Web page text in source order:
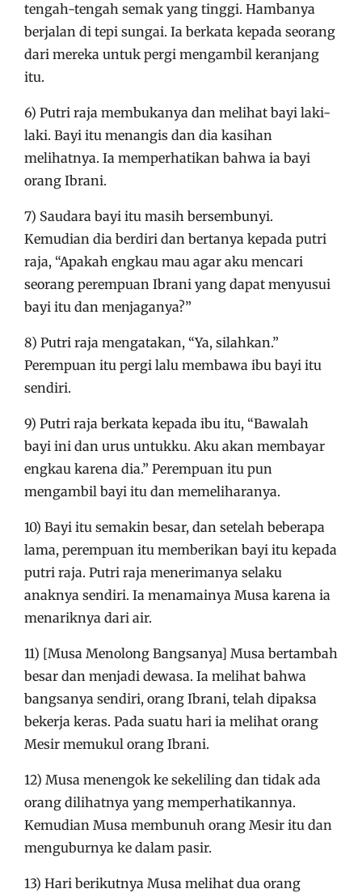
tengah-tengah semak yang tinggi. Hambanya
berjalan di tepi sungai. Ia berkata kepada seorang
dari mereka untuk pergi mengambil keranjang
itu.
6) Putri raja membukanya dan melihat bayi laki-
laki. Bayi itu menangis dan dia kasihan
melihatnya. Ia memperhatikan bahwa ia bayi
orang Ibrani.
7) Saudara bayi itu masih bersembunyi.
Kemudian dia berdiri dan bertanya kepada putri
raja, “Apakah engkau mau agar aku mencari
seorang perempuan Ibrani yang dapat menyusui
bayi itu dan menjaganya?”
8) Putri raja mengatakan, “Ya, silahkan.”
Perempuan itu pergi lalu membawa ibu bayi itu
sendiri.
9) Putri raja berkata kepada ibu itu, “Bawalah
bayi ini dan urus untukku. Aku akan membayar
engkau karena dia.” Perempuan itu pun
mengambil bayi itu dan memeliharanya.
10) Bayi itu semakin besar, dan setelah beberapa
lama, perempuan itu memberikan bayi itu kepada
putri raja. Putri raja menerimanya selaku
anaknya sendiri. Ia menamainya Musa karena ia
menariknya dari air.
11) [Musa Menolong Bangsanya] Musa bertambah
besar dan menjadi dewasa. Ia melihat bahwa
bangsanya sendiri, orang Ibrani, telah dipaksa
bekerja keras. Pada suatu hari ia melihat orang
Mesir memukul orang Ibrani.
12) Musa menengok ke sekeliling dan tidak ada
orang dilihatnya yang memperhatikannya.
Kemudian Musa membunuh orang Mesir itu dan
menguburnya ke dalam pasir.
13) Hari berikutnya Musa melihat dua orang